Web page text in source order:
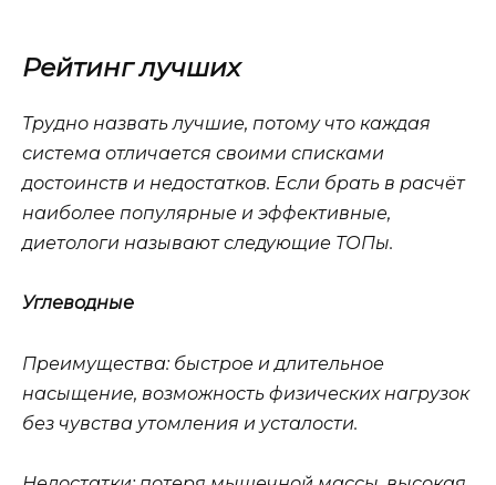
Рейтинг лучших
Трудно назвать лучшие, потому что каждая
система отличается своими списками
достоинств и недостатков. Если брать в расчёт
наиболее популярные и эффективные,
диетологи называют следующие ТОПы.
Углеводные
Преимущества: быстрое и длительное
насыщение, возможность физических нагрузок
без чувства утомления и усталости.